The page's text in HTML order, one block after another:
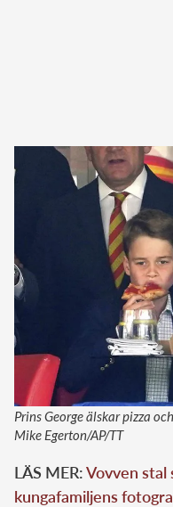
Prins George älskar pizza
Mike Egerton/AP/TT
LÄS MER:Vovven stal
kungafamiljens